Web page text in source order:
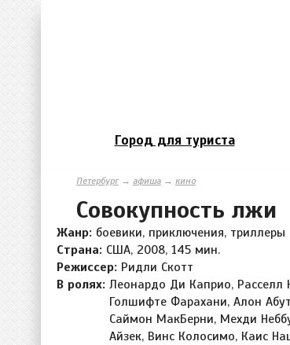
Город для туриста
Петербург→ афиша → кино
Совокупность лжи
Жанр: боевики, приключения, триллеры
Страна: США, 2008, 145 мин.
Режиссер: Ридли Скотт
В ролях: Леонардо Ди Каприо, Расселл
Голшифте Фарахани, Алон
Саймон МакБерни, Мехди
Айзек, Винс Колосимо, Каис